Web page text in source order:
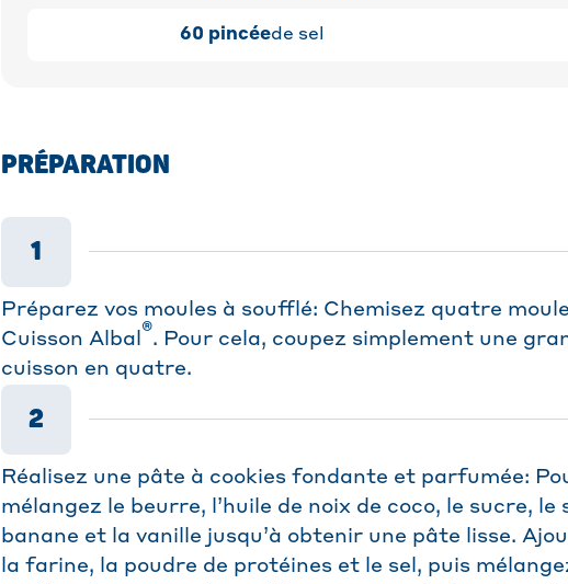
60 pincéede sel
PRÉPARATION
1
Préparez vos moules à soufflé: Chemisez quatre
Cuisson Albal ®. Pour cela, coupez simplement une
cuisson en quatre.
2
Réalisez une pâte à cookies fondante et parfumée:
mélangez le beurre, l’huile de noix de coco, le sucre, le
banane et la vanille jusqu’à obtenir une pâte lisse.
la farine, la poudre de protéines et le sel, puis